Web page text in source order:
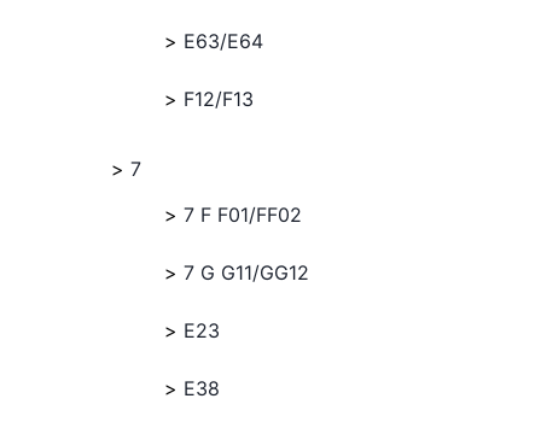
E63/E64
F12/F13
7
7 F F01/FF02
7 G G11/GG12
E23
E38